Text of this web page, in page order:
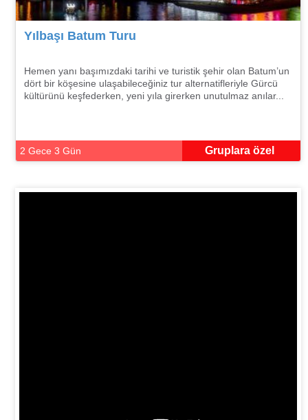
Yılbaşı Batum Turu
Hemen yanı başımızdaki tarihi ve turistik şehir olan Batum’un
dört bir köşesine ulaşabileceğiniz tur alternatifleriyle Gürcü
kültürünü keşfederken, yeni yıla girerken unutulmaz anılar...
2 Gece 3 Gün Gruplara özel